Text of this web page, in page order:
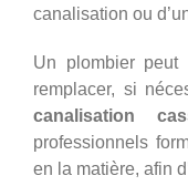
canalisation ou
Un plombier
remplacer, si
canalisation
professionnels
en la matière, afin